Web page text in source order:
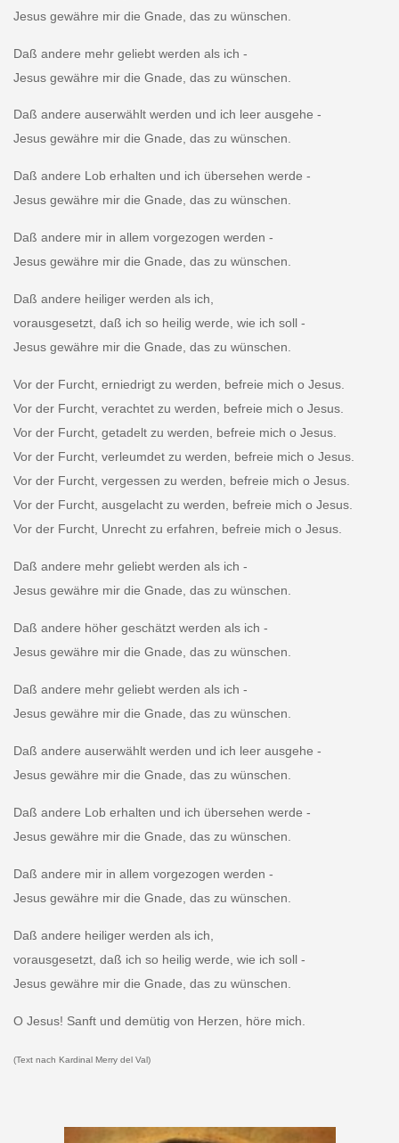
Jesus gewähre mir die Gnade, das zu wünschen.
Daß andere mehr geliebt werden als ich -
Jesus gewähre mir die Gnade, das zu wünschen.
Daß andere auserwählt werden und ich leer ausgehe -
Jesus gewähre mir die Gnade, das zu wünschen.
Daß andere Lob erhalten und ich übersehen werde -
Jesus gewähre mir die Gnade, das zu wünschen.
Daß andere mir in allem vorgezogen werden -
Jesus gewähre mir die Gnade, das zu wünschen.
Daß andere heiliger werden als ich,
vorausgesetzt, daß ich so heilig werde, wie ich soll -
Jesus gewähre mir die Gnade, das zu wünschen.
Vor der Furcht, erniedrigt zu werden, befreie mich o Jesus.
Vor der Furcht, verachtet zu werden, befreie mich o Jesus.
Vor der Furcht, getadelt zu werden, befreie mich o Jesus.
Vor der Furcht, verleumdet zu werden, befreie mich o Jesus.
Vor der Furcht, vergessen zu werden, befreie mich o Jesus.
Vor der Furcht, ausgelacht zu werden, befreie mich o Jesus.
Vor der Furcht, Unrecht zu erfahren, befreie mich o Jesus.
Daß andere mehr geliebt werden als ich -
Jesus gewähre mir die Gnade, das zu wünschen.
Daß andere höher geschätzt werden als ich -
Jesus gewähre mir die Gnade, das zu wünschen.
Daß andere mehr geliebt werden als ich -
Jesus gewähre mir die Gnade, das zu wünschen.
Daß andere auserwählt werden und ich leer ausgehe -
Jesus gewähre mir die Gnade, das zu wünschen.
Daß andere Lob erhalten und ich übersehen werde -
Jesus gewähre mir die Gnade, das zu wünschen.
Daß andere mir in allem vorgezogen werden -
Jesus gewähre mir die Gnade, das zu wünschen.
Daß andere heiliger werden als ich,
vorausgesetzt, daß ich so heilig werde, wie ich soll -
Jesus gewähre mir die Gnade, das zu wünschen.
O Jesus! Sanft und demütig von Herzen, höre mich.
(Text nach Kardinal Merry del Val)